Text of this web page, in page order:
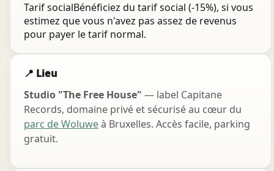
Tarif socialBénéficiez du tarif social (-15%), si vous
estimez que vous n'avez pas assez de revenus
pour payer le tarif normal.
📍 Lieu
Studio "The Free House" — label Capitane
Records, domaine privé et sécurisé au cœur du
parc de Woluweà Bruxelles. Accès facile, parking
gratuit.
Hors ligne
En recherche de votre compositeur ?
Bonjour ! 👋
12:22